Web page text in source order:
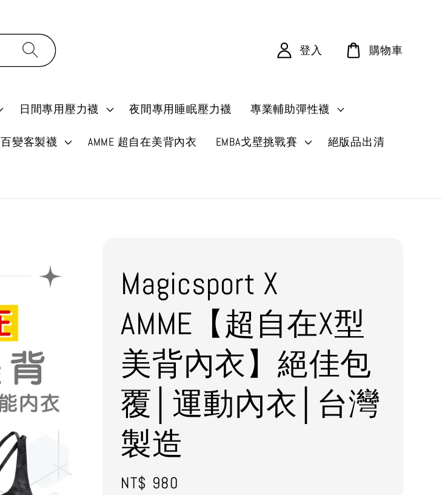
日間專用壓力襪 夜間專用睡眠壓力襪 專業輔助彈性襪
百變客製襪 AMME 超自在美背內衣 EMBA戈壁挑戰賽 絕版品出清
登入 購物車
Magicsport X
AMME【超自在X型
美背內衣】絕佳包
覆│運動內衣│台灣
製造
Regular
NT$ 980